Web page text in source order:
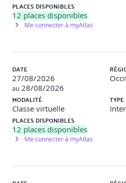
Jour 2 – Développer
conforme,
responsable (7h)
Matinée – Codage
multimédia (3h30)
● Balises HTML structurantes
h6, section) (0h45)
● Attributs ARIA essentiels
PLACES DISPONIBLES
12 places disponibles
Me connecter à myAtlas
DATE
27/08/2026
au 28/08/2026
MODALITÉ
Classe virtuelle
TYPE
Inter
PLACES DISPONIBLES
12 places disponibles
Me connecter à myAtlas